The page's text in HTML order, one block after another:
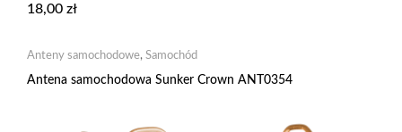
18,00 zł
Anteny samochodowe, Samochód
Antena samochodowa Sunker Crown ANT0354